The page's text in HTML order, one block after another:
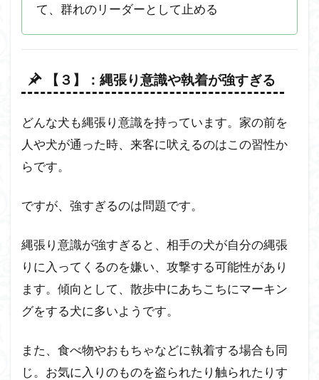
て、群れのリーダーとして止める
【３】：縄張り意識や執着が強すぎる
どんな犬も縄張り意識を持っています。家の前を
人や犬が通った時、来客に吠えるのはこの習性か
らです。
ですが、強すぎるのは問題です。
縄張り意識が強すぎると、相手の犬が自分の縄張
りに入ってくるのを嫌い、攻撃する可能性があり
ます。傾向として、散歩中にあちこちにマーキン
グをする犬に多いようです。
また、食べ物やおもちゃなどに執着する場合も同
じ。お気に入りのものを盗られたり触られたりす